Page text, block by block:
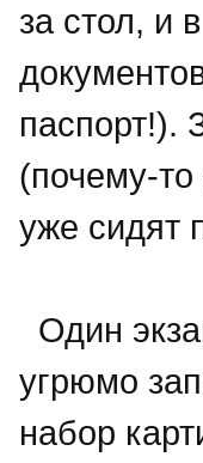
за стол, и
паспорт!).
(почему-
уже сидят
Один
угрюмо
набор